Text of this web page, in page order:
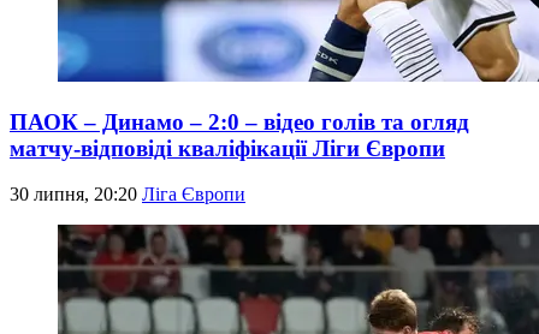
ПАОК – Динамо – 2:0 – відео голів та огляд
матчу-відповіді кваліфікації Ліги Європи
30 липня, 20:20 Ліга Європи